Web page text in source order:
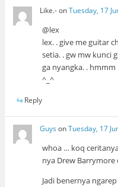
Like.-onTuesday, 17
@lex
lex. . give me guitar
setia. . gw mw kunci
ga nyangka. . hmmm
^_^
Reply
Guys onTuesday, 17
whoa … koq
nya Drew Barrymore
Jadi benernya